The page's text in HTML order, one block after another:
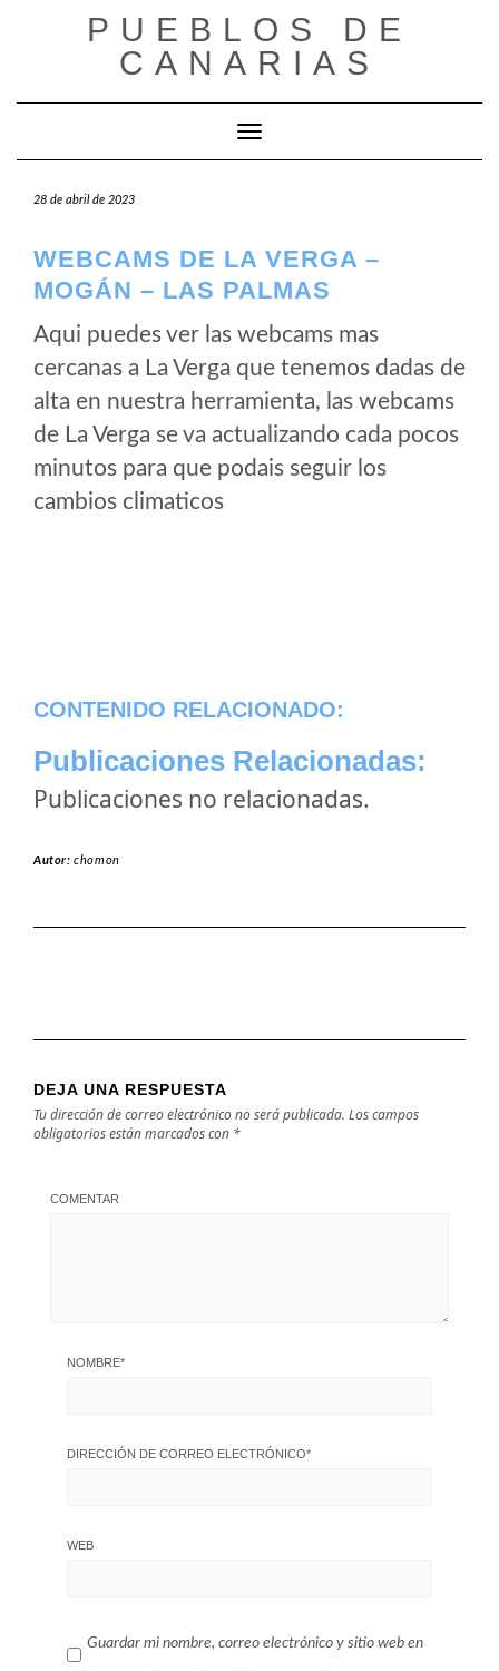
PUEBLOS DE
CANARIAS
Cambiar modo de navegación
28 de abril de 2023
WEBCAMS DE LA VERGA –
MOGÁN – LAS PALMAS
Aqui puedes ver las webcams mas
cercanas a La Verga que tenemos dadas de
alta en nuestra herramienta, las webcams
de La Verga se va actualizando cada pocos
minutos para que podais seguir los
cambios climaticos
CONTENIDO RELACIONADO:
Publicaciones Relacionadas:
Publicaciones no relacionadas.
Autor:chomon
DEJA UNA RESPUESTA
Tu dirección de correo electrónico no será publicada. Los campos
obligatorios están marcados con *
COMENTAR
NOMBRE*
DIRECCIÓN DE CORREO ELECTRÓNICO*
WEB
Guardar mi nombre, correo electrónico y sitio web en